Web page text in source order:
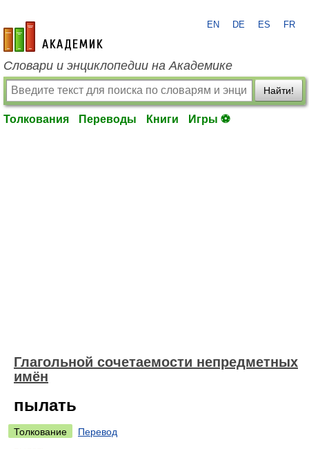
academic.ru
EN DE ES FR
Словари и энциклопедии на Академике
Найти!
Толкования Переводы Книги Игры ⚽
Глагольной сочетаемости непредметных
имён
пылать
Толкование
Перевод